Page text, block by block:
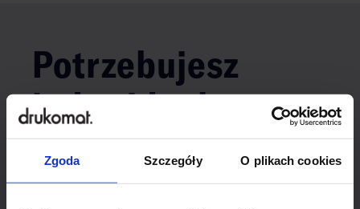
Zgoda Szczegóły O plikach cookies
Potrzebujesz
indywidualnego
rozwiązania?
Odezwij się do nas, aby omówić